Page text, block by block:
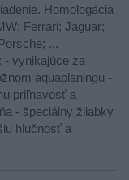
Homologácia
Ferrari; Jaguar;
...
- vynikajúce za
aquaplaningu -
priľnavosť a
- špeciálny žliabky
hlučnosť a